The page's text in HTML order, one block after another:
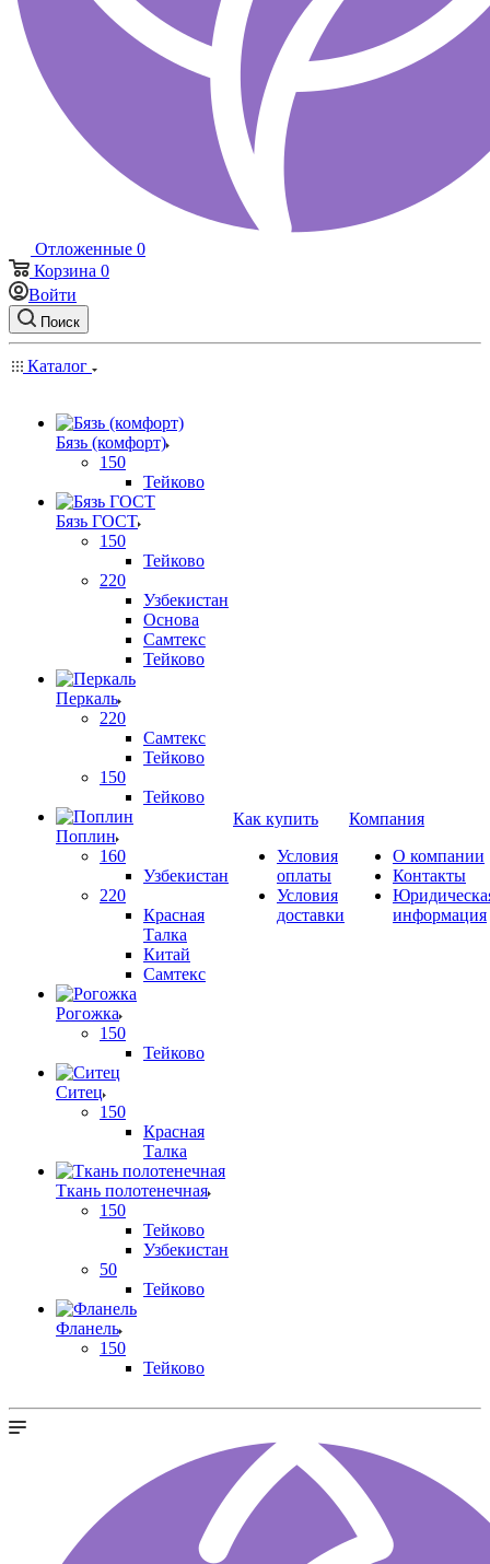
Отложенные 0
Корзина 0
Войти
Поиск
Каталог
Бязь (комфорт)
150
Тейково
Бязь ГОСТ
150
Тейково
220
Узбекистан
Основа
Самтекс
Тейково
Перкаль
220
Самтекс
Тейково
150
Тейково
Поплин
160
Узбекистан
220
Красная
Талка
Китай
Самтекс
Рогожка
150
Тейково
Ситец
150
Красная
Талка
Ткань полотенечная
150
Тейково
Узбекистан
50
Тейково
Фланель
150
Тейково
Как купить
Условия
оплаты
Условия
доставки
Компания
О компании
Контакты
информация